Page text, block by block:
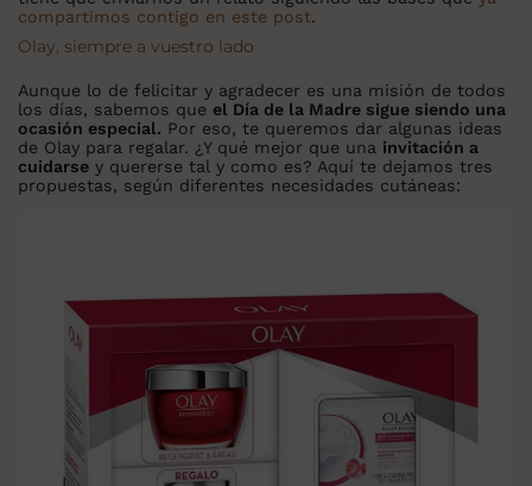
compartimos contigo en este post.
Olay, siempre a vuestro lado
Aunque lo de felicitar y agradecer es una misión de todos
los días, sabemos que el Día de la Madre sigue siendo una
ocasión especial. Por eso, te queremos dar algunas ideas
de Olay para regalar. ¿Y qué mejor que una invitación a
cuidarse y quererse tal y como es? Aquí te dejamos tres
propuestas, según diferentes necesidades cutáneas: